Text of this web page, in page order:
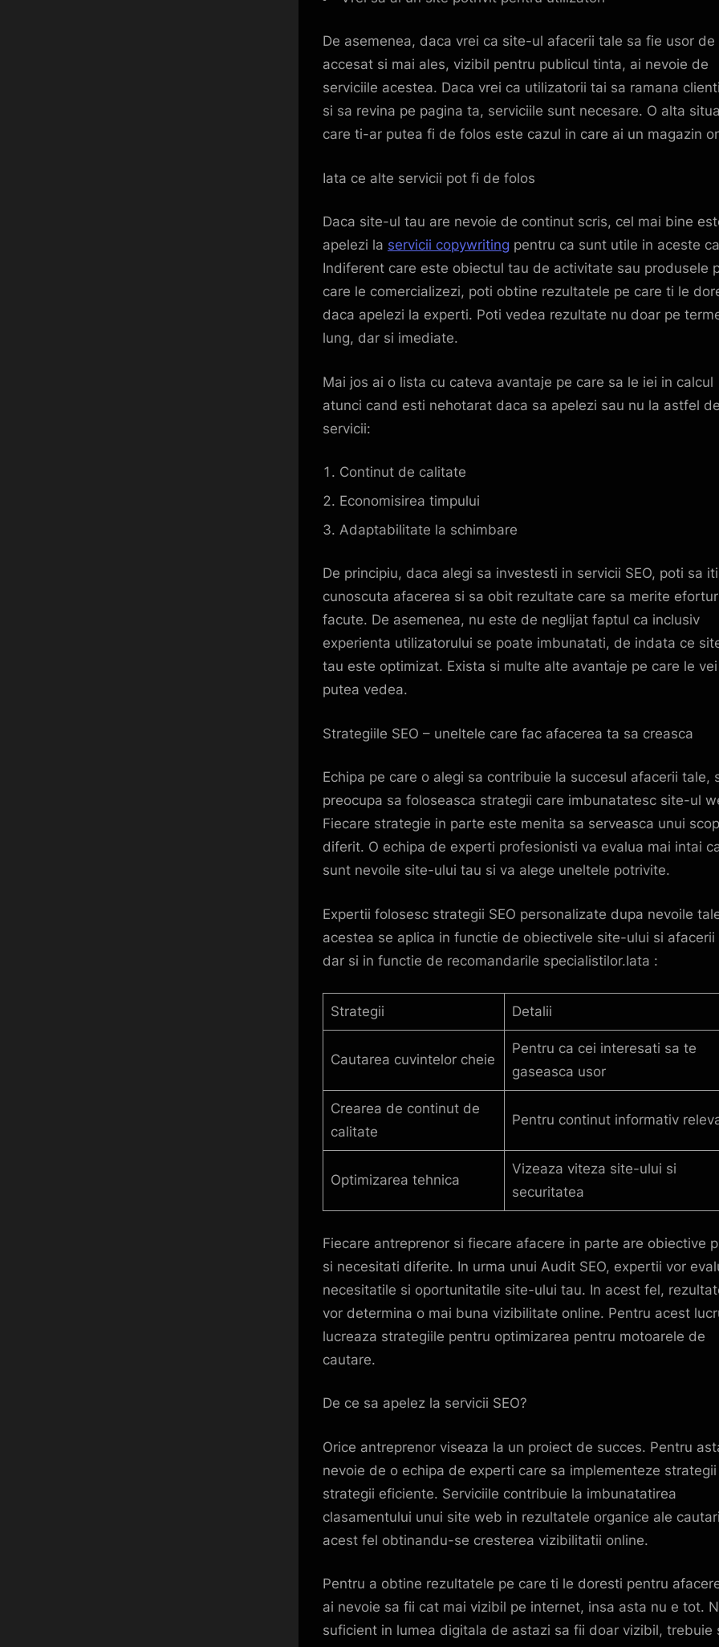
De asemenea, daca vrei ca site-ul afacerii tale sa fie usor de
accesat si mai ales, vizibil pentru publicul tinta, ai nevoie de
serviciile acestea. Daca vrei ca utilizatorii tai sa ramana
si sa revina pe pagina ta, serviciile sunt necesare. O alta
care ti-ar putea fi de folos este cazul in care ai un magazin
Iata ce alte servicii pot fi de folos
Daca site-ul tau are nevoie de continut scris, cel mai bine
apelezi la servicii copywriting pentru ca sunt utile in aceste
Indiferent care este obiectul tau de activitate sau produsele
care le comercializezi, poti obtine rezultatele pe care ti le
daca apelezi la experti. Poti vedea rezultate nu doar pe
lung, dar si imediate.
Mai jos ai o lista cu cateva avantaje pe care sa le iei in calcul
atunci cand esti nehotarat daca sa apelezi sau nu la astfel de
servicii:
Continut de calitate
Economisirea timpului
Adaptabilitate la schimbare
De principiu, daca alegi sa investesti in servicii SEO, poti sa
cunoscuta afacerea si sa obit rezultate care sa merite
facute. De asemenea, nu este de neglijat faptul ca inclusiv
experienta utilizatorului se poate imbunatati, de indata ce
tau este optimizat. Exista si multe alte avantaje pe care le vei
putea vedea.
Strategiile SEO – uneltele care fac afacerea ta sa creasca
Echipa pe care o alegi sa contribuie la succesul afacerii tale,
preocupa sa foloseasca strategii care imbunatatesc site-ul
Fiecare strategie in parte este menita sa serveasca unui scop
diferit. O echipa de experti profesionisti va evalua mai intai
sunt nevoile site-ului tau si va alege uneltele potrivite.
Expertii folosesc strategii SEO personalizate dupa nevoile
acestea se aplica in functie de obiectivele site-ului si afacerii
dar si in functie de recomandarile specialistilor.Iata :
Strategii Detalii
Cautarea cuvintelor cheie
Pentru ca cei interesati sa te
gaseasca usor
Crearea de continut de
calitate
Pentru continut informativ
Optimizarea tehnica
Vizeaza viteza site-ului si
securitatea
Fiecare antreprenor si fiecare afacere in parte are obiective
si necesitati diferite. In urma unui Audit SEO, expertii vor
necesitatile si oportunitatile site-ului tau. In acest fel,
vor determina o mai buna vizibilitate online. Pentru acest
lucreaza strategiile pentru optimizarea pentru motoarele de
cautare.
De ce sa apelez la servicii SEO?
Orice antreprenor viseaza la un proiect de succes. Pentru
nevoie de o echipa de experti care sa implementeze strategii
strategii eficiente. Serviciile contribuie la imbunatatirea
clasamentului unui site web in rezultatele organice ale
acest fel obtinandu-se cresterea vizibilitatii online.
Pentru a obtine rezultatele pe care ti le doresti pentru
ai nevoie sa fii cat mai vizibil pe internet, insa asta nu e tot.
suficient in lumea digitala de astazi sa fii doar vizibil, trebuie